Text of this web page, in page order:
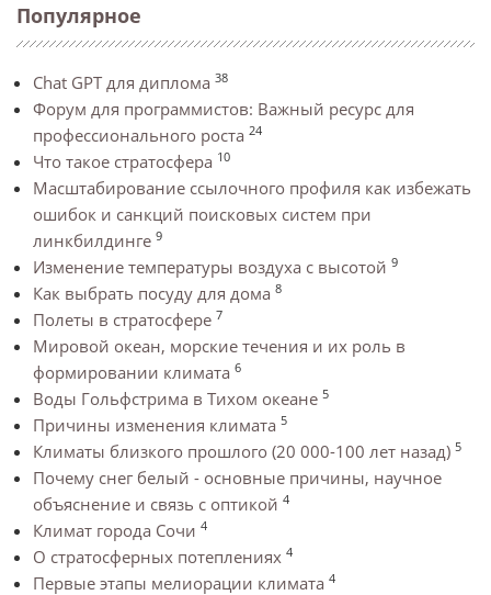
Популярное
Chat GPT для диплома 38
Форум для программистов: Важный ресурс для
профессионального роста 24
Что такое стратосфера 10
Масштабирование ссылочного профиля как избежать
ошибок и санкций поисковых систем при
линкбилдинге 9
Изменение температуры воздуха с высотой 9
Как выбрать посуду для дома 8
Полеты в стратосфере 7
Мировой океан, морские течения и их роль в
формировании климата 6
Воды Гольфстрима в Тихом океане 5
Причины изменения климата 5
Климаты близкого прошлого (20 000-100 лет назад) 5
Почему снег белый - основные причины, научное
объяснение и связь с оптикой 4
Климат города Сочи 4
О стратосферных потеплениях 4
Первые этапы мелиорации климата 4